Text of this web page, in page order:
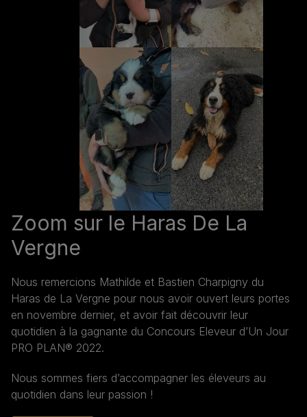
Zoom sur le Haras De La
Vergne
Nous remercions Mathilde et Bastien Charpigny du
Haras de La Vergne pour nous avoir ouvert leurs portes
en novembre dernier, et avoir fait découvrir leur
quotidien à la gagnante du Concours Eleveur d’Un Jour
PRO PLAN® 2022.
Nous sommes fiers d’accompagner les éleveurs au
quotidien dans leur passion !